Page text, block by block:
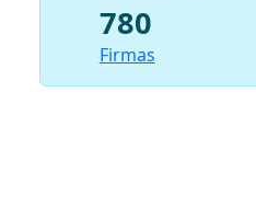
780
Firmas